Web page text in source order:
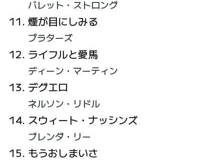
バレット・ストロング
煙が目にしみる
プラターズ
ライフルと愛馬
ディーン・マーティン
デグエロ
ネルソン・リドル
スウィート・ナッシンズ
ブレンダ・リー
もうおしまいさ